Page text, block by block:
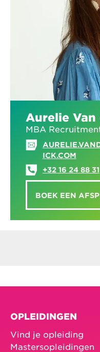
Aurelie Van
MBA
ICK.COM
+32 16 24 88 31
BOEK EEN
OPLEIDINGEN
Vind je opleiding
Mastersopleidingen